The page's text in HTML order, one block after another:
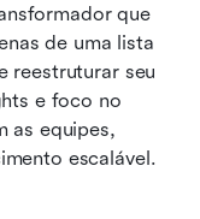
que
de uma lista
reestruturar seu
e foco no
as equipes,
escalável.